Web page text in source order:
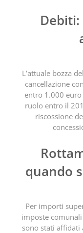
L’attuale bozza
cancellazione
entro 1.000 euro
ruolo entro il
riscossione
quando
Per importi
imposte
sono stati affidati